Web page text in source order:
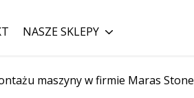
NASZE SKLEPY
maszyny w firmie Maras Stone